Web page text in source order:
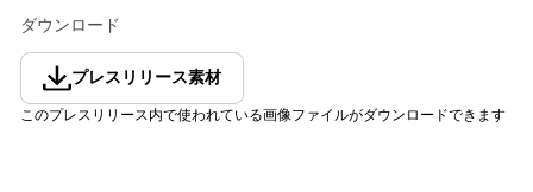
ダウンロード
プレスリリース素材
このプレスリリース内で使われている画像ファイルがダウンロードできます